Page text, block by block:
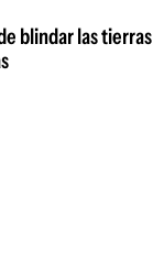
blindar las tierras